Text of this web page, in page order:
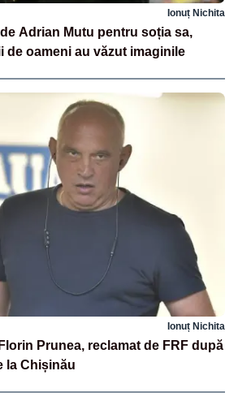
Ionuț Nichita
Adrian Mutu pentru soția sa,
de oameni au văzut imaginile
Ionuț Nichita
Prunea, reclamat de FRF după
la Chișinău